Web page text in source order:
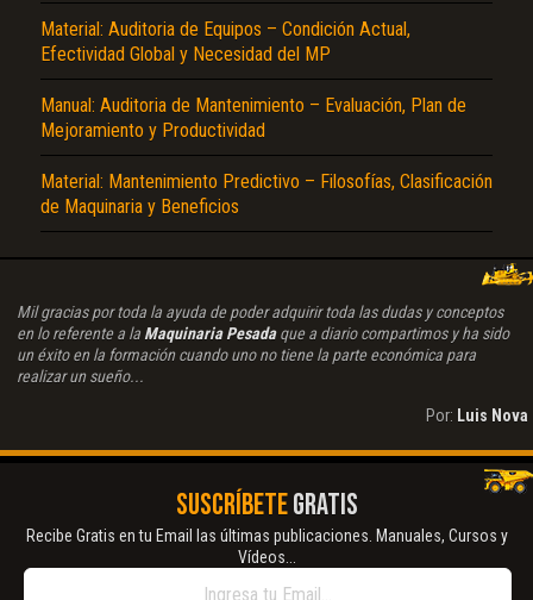
Material: Auditoria de Equipos – Condición Actual,
Efectividad Global y Necesidad del MP
Manual: Auditoria de Mantenimiento – Evaluación, Plan de
Mejoramiento y Productividad
Material: Mantenimiento Predictivo – Filosofías, Clasificación
de Maquinaria y Beneficios
Mil gracias por toda la ayuda de poder adquirir toda las dudas y conceptos
en lo referente a la Maquinaria Pesadaque a diario compartimos y ha sido
un éxito en la formación cuando uno no tiene la parte económica para
realizar un sueño...
Por: Luis Nova
SUSCRÍBETEGRATIS
Recibe Gratis en tu Email las últimas publicaciones. Manuales, Cursos y
Vídeos...